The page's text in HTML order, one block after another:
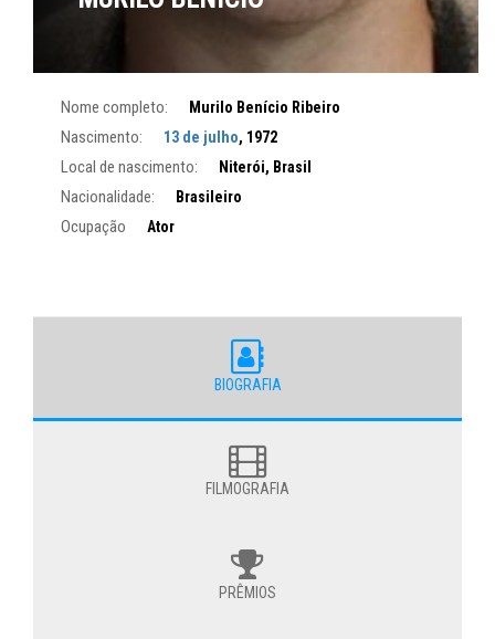
Nome completo: Murilo Benício Ribeiro
Nascimento: 13 de julho, 1972
Local de nascimento: Niterói, Brasil
Nacionalidade: Brasileiro
Ocupação Ator
BIOGRAFIA
FILMOGRAFIA
PRÊMIOS